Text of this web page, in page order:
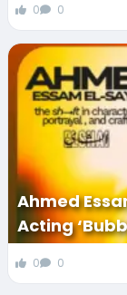
0 0
Ahmed
Acting
0 0